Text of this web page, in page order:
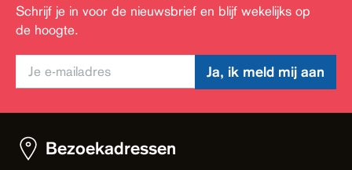
Schrijf je in voor de nieuwsbrief en blijf wekelijks op
de hoogte.
Ja, ik meld mij aan
Bezoekadressen